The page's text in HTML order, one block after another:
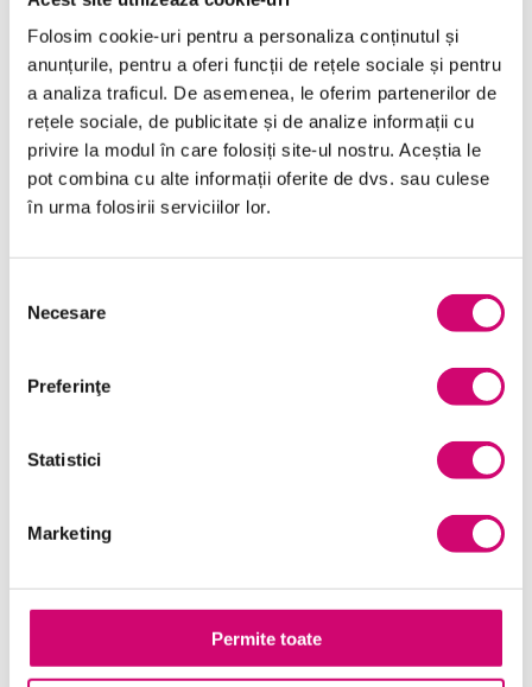
Folosim cookie-uri pentru a personaliza conținutul și
anunțurile, pentru a oferi funcții de rețele sociale și pentru
a analiza traficul. De asemenea, le oferim partenerilor de
rețele sociale, de publicitate și de analize informații cu
privire la modul în care folosiți site-ul nostru. Aceștia le
pot combina cu alte informații oferite de dvs. sau culese
în urma folosirii serviciilor lor.
consimțământului
Necesare
Preferinţe
Statistici
Marketing
Permite toate
Categorii de Cursuri
Comunicare
Dezvoltare personală și profesională
Finanțe
Management și Leadership
Project Management
Transformare Digitală